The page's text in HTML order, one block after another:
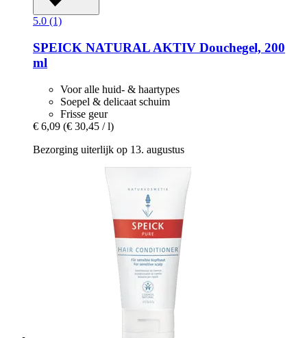
5.0 (1)
SPEICK NATURAL AKTIV Douchegel, 200
ml
Voor alle huid- & haartypes
Soepel & delicaat schuim
Frisse geur
€ 6,09 (€ 30,45 / l)
Bezorging uiterlijk op 13. augustus